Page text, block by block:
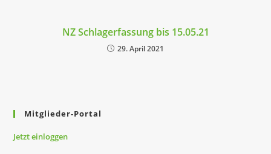
NZ Schlagerfassung bis 15.05.21
29. April 2021
Mitglieder-Portal
Jetzteinloggen